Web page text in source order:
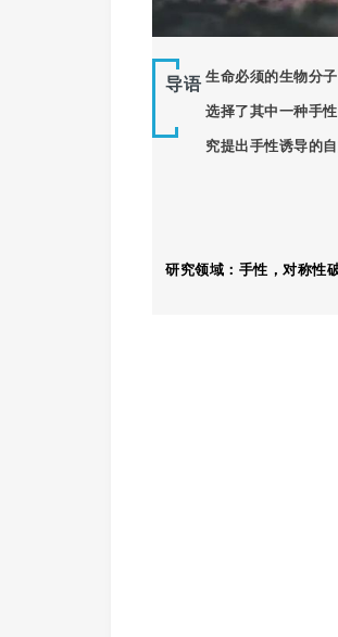
导语 生命必须的生物分
选择了其中一种手
究提出手性诱导的
研究领域：手性，对称性